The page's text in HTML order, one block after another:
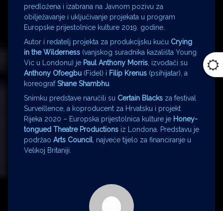
predložena i izabrana na Javnom pozivu za
obilježavanje i uključivanje projekata u program
Europske prijestolnice kulture 2019. godine.
Autor i redatelj projekta za produkcijsku kuću Crying
in the Wilderness (vanjskog suradnika kazališta Young
Vic u Londonu) je Paul Anthony Morris, izvođači su
Anthony Ofoegbu (Fidel) i Filip Krenus (psihijatar), a
koreografShane Shambhu.
Snimku predstave naručili su Certain Blacks za festival
Surveillence, a koproducent za Hrvatsku i projekt
Rijeka 2020 – Europska prijestolnica kulture je Honey-
tongued Theatre Productions iz Londona. Predstavu je
podržao Arts Council, najveće tijelo za financiranje u
Velikoj Britaniji.